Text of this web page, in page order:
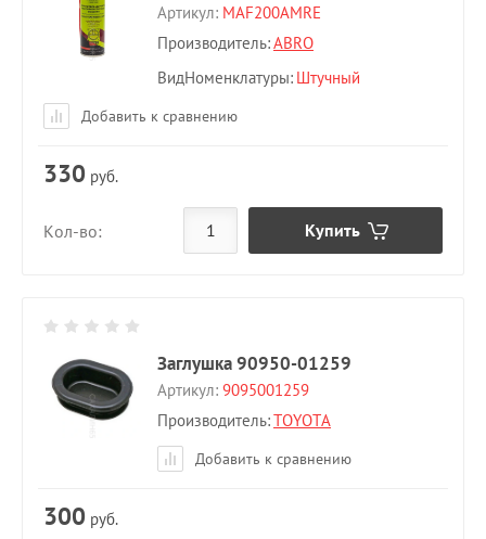
Артикул: MAF200AMRE
Производитель:ABRO
ВидНоменклатуры Штучный
Добавить к сравнению
Кол-во:
330 руб.
Купить
Заглушка 90950-01259
Артикул: 9095001259
Производитель:TOYOTA
Добавить к сравнению
300 руб.